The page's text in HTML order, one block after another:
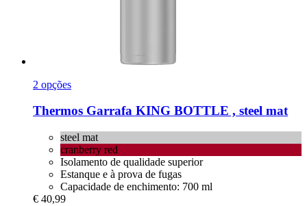
2 opções
Thermos Garrafa KING BOTTLE , steel mat
steel mat
cranberry red
Isolamento de qualidade superior
Estanque e à prova de fugas
Capacidade de enchimento: 700 ml
€ 40,99